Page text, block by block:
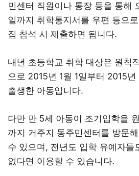
민센터 직원이나 통장 등을 통해
일까지 취학통지서를 우편 등으
집 참석 시 제출하면 됩니다.
내년 초등학교 취학 대상은 원칙
으로 2015년 1월 1일부터 2015년
출생한 아동입니다.
다만 만 5세 아동이 조기입학을
까지 거주지 동주민센터를 방문
수 있으며, 전년도 입학 유예자들
없다면 이용할 수 있습니다.